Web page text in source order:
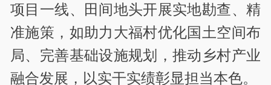
项目一线、田间地头开展实地勘查、精
准施策，如助力大福村优化国土空间布
局、完善基础设施规划，推动乡村产业
融合发展，以实干实绩彰显担当本色。